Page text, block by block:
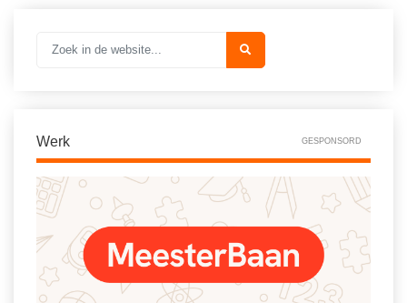
Werk GESPONSORD